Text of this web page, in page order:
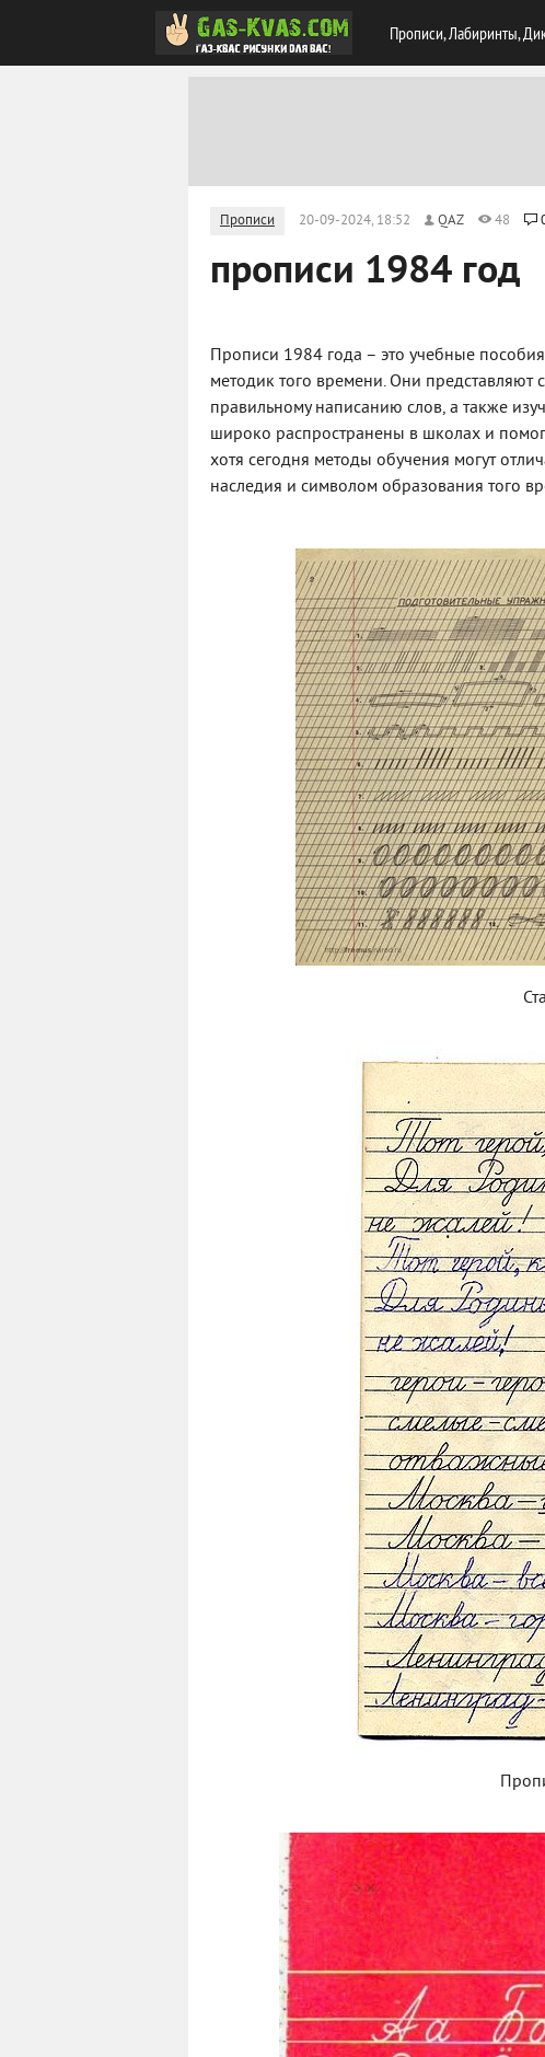
Прописи, Лабиринты,
Прописи 20-09-2024, 18:52 QAZ 48
прописи 1984 год
Прописи 1984 года – это учебные
методик того времени. Они
правильному написанию слов, а также
широко распространены в школах и
хотя сегодня методы обучения могут
наследия и символом образования того